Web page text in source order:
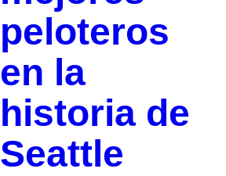
peloteros
en la
historia de
Seattle